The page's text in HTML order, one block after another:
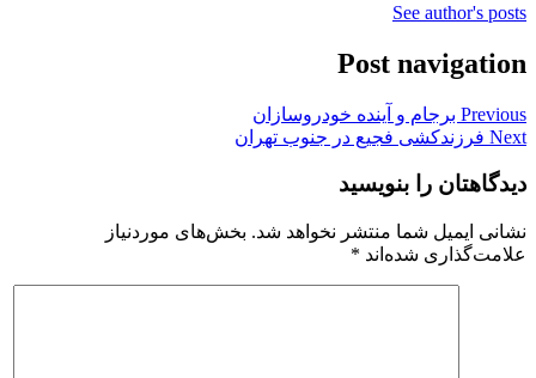
See author's posts
Post navigation
Previous برجام و آینده خودروسازان
Next فرزندکشی فجیع در جنوب تهران
دیدگاهتان را بنویسید
نشانی ایمیل شما منتشر نخواهد شد. بخش‌های موردنیاز
علامت‌گذاری شده‌اند *